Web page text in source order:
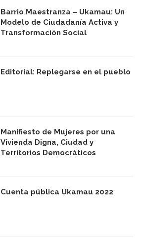
Barrio Maestranza – Ukamau: Un
Modelo de Ciudadanía Activa y
Transformación Social
Editorial: Replegarse en el pueblo
Manifiesto de Mujeres por una
Vivienda Digna, Ciudad y
Territorios Democráticos
Cuenta pública Ukamau 2022